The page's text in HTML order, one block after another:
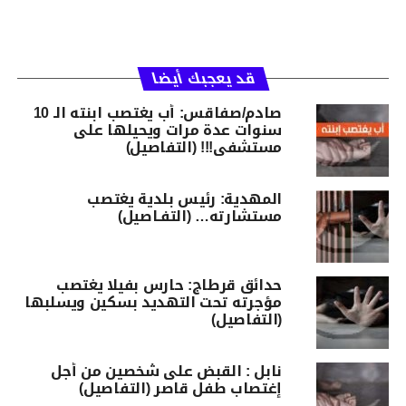
قد يعجبك أيضا
صادم/صفاقس: أب يغتصب ابنته الـ 10
سنوات عدة مرات ويحيلها على
مستشفى!!! (التفاصيل)
المهدية: رئيس بلدية يغتصب
مستشارته… (التفـاصيل)
حدائق قرطاج: حارس بفيلا يغتصب
مؤجرته تحت التهديد بسكين ويسلبها
(التفاصيل)
نابل : القبض على شخصين من أجل
إغتصاب طفل قاصر (التفاصيل)